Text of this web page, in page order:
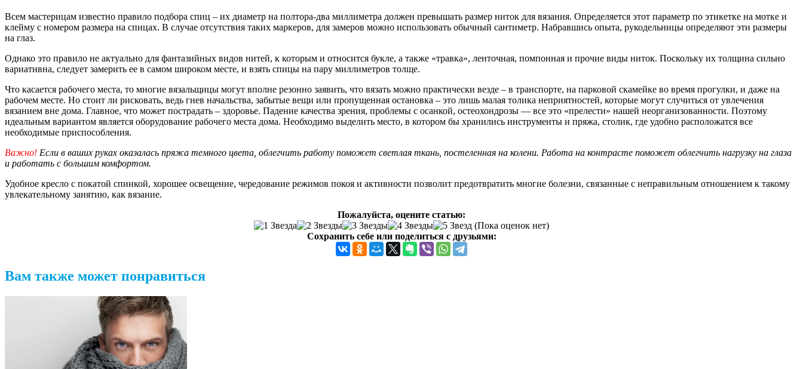
Всем мастерицам известно правило подбора спиц – их диаметр на полтора-два миллиметра должен превышать размер ниток для вязания. Определяется этот параметр по этикетке на мотке и
клейму с номером размера на спицах. В случае отсутствия таких маркеров, для замеров можно использовать обычный сантиметр. Набравшись опыта, рукодельницы определяют эти размеры
на глаз.
Однако это правило не актуально для фантазийных видов нитей, к которым и относится букле, а также «травка», ленточная, помпонная и прочие виды ниток. Поскольку их толщина сильно
вариативна, следует замерить ее в самом широком месте, и взять спицы на пару миллиметров толще.
Что касается рабочего места, то многие вязальщицы могут вполне резонно заявить, что вязать можно практически везде – в транспорте, на парковой скамейке во время прогулки, и даже на
рабочем месте. Но стоит ли рисковать, ведь гнев начальства, забытые вещи или пропущенная остановка – это лишь малая толика неприятностей, которые могут случиться от увлечения
вязанием вне дома. Главное, что может пострадать – здоровье. Падение качества зрения, проблемы с осанкой, остеохондрозы — все это «прелести» нашей неорганизованности. Поэтому
идеальным вариантом является оборудование рабочего места дома. Необходимо выделить место, в котором бы хранились инструменты и пряжа, столик, где удобно расположатся все
необходимые приспособления.
Важно! Если в ваших руках оказалась пряжа темного цвета, облегчить работу поможет светлая ткань, постеленная на колени. Работа на контрасте поможет облегчить нагрузку на глаза
и работать с большим комфортом.
Удобное кресло с покатой спинкой, хорошее освещение, чередование режимов покоя и активности позволит предотвратить многие болезни, связанные с неправильным отношением к такому
увлекательному занятию, как вязание.
Пожалуйста, оцените статью:
(Пока оценок нет)
Сохранить себе или поделиться с друзьями:
Вам также может понравиться